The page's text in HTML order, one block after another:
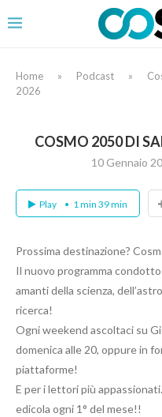
Home » Podcast »
2026
COSMO 2050 DI
10 Gennaio
Play 1 min 39 min
Prossima destinazione?
Il nuovo programma
amanti della scienza,
ricerca!
Ogni weekend ascoltaci su
domenica alle 20, oppure in
piattaforme!
E per i lettori più
edicola ogni 1° del mese!!